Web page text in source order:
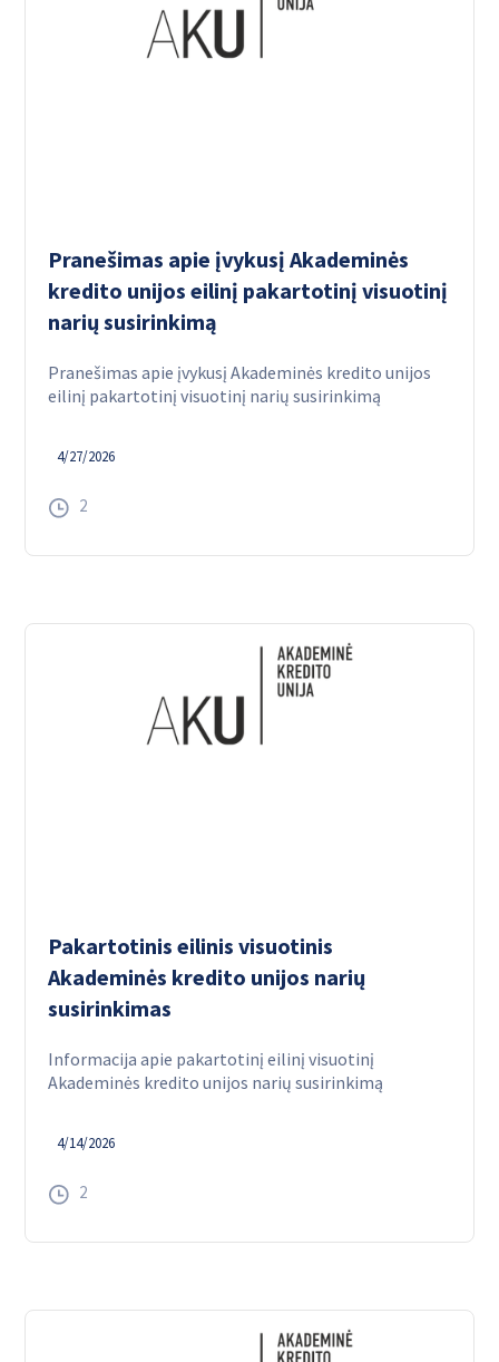
Pranešimas apie įvykusį Akademinės
kredito unijos eilinį pakartotinį visuotinį
narių susirinkimą
Pranešimas apie įvykusį Akademinės kredito unijos
eilinį pakartotinį visuotinį narių susirinkimą
4/27/2026
2
Pakartotinis eilinis visuotinis
Akademinės kredito unijos narių
susirinkimas
Informacija apie pakartotinį eilinį visuotinį
Akademinės kredito unijos narių susirinkimą
4/14/2026
2